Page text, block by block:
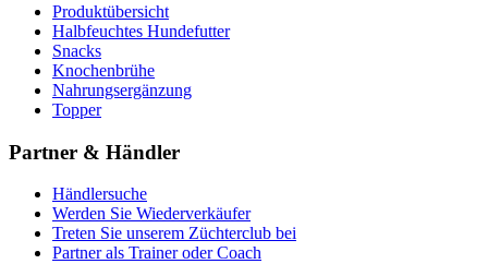
Produktübersicht
Halbfeuchtes Hundefutter
Snacks
Knochenbrühe
Nahrungsergänzung
Topper
Partner & Händler
Händlersuche
Werden Sie Wiederverkäufer
Treten Sie unserem Züchterclub bei
Partner als Trainer oder Coach